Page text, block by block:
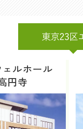
東京23区
ェルホール
円寺